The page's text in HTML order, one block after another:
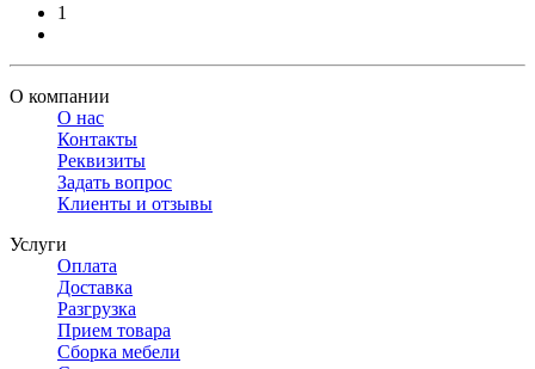
1
О компании
О нас
Контакты
Реквизиты
Задать вопрос
Клиенты и отзывы
Услуги
Оплата
Доставка
Разгрузка
Прием товара
Сборка мебели